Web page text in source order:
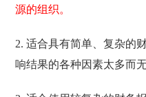
源的组织。
2. 适合具有简单、复杂的
响结果的各种因素太多而